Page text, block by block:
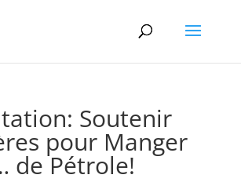
Soutenir
pour Manger
de Pétrole!